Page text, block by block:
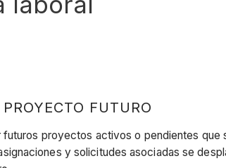
FUTURO
proyectos activos o pendientes
y solicitudes asociadas se